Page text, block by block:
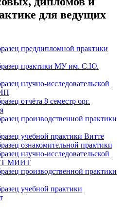
для ведущих
преддипломной практики
практики МУ им. С.Ю.
научно-исследовательской
отчёта 8 семестр орг.
производственной практики
учебной практики Витте
ознакомительной практики
научно-исследовательской
МИИТ
производственной практики
учебной практики